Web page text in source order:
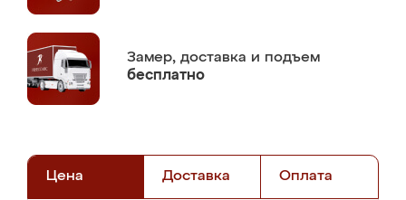
Замер, доставка и подъем
бесплатно
Цена Доставка Оплата